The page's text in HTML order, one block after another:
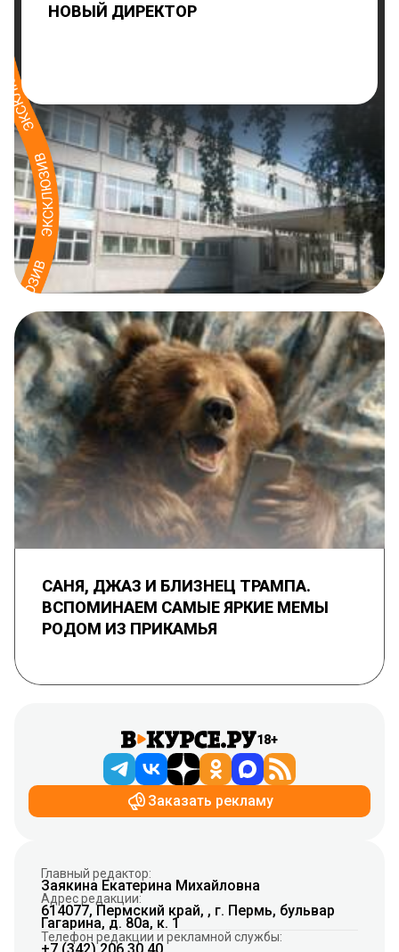
НОВЫЙ ДИРЕКТОР
САНЯ, ДЖАЗ И БЛИЗНЕЦ ТРАМПА.
ВСПОМИНАЕМ САМЫЕ ЯРКИЕ МЕМЫ
РОДОМ ИЗ ПРИКАМЬЯ
18+
Заказать рекламу
Главный редактор:
Заякина Екатерина Михайловна
Адрес редакции:
614077, Пермский край, , г. Пермь, бульвар
Гагарина, д. 80а, к. 1
Телефон редакции и рекламной службы: